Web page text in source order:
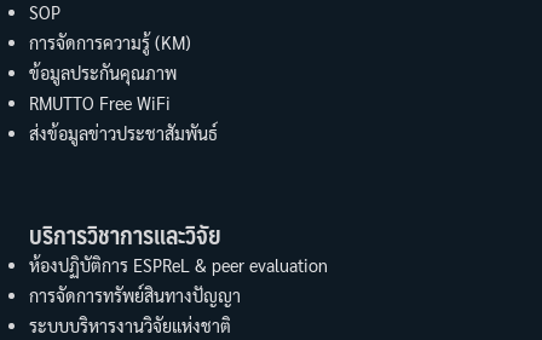
SOP
การจัดการความรู้ (KM)
ข้อมูลประกันคุณภาพ
RMUTTO Free WiFi
ส่งข้อมูลข่าวประชาสัมพันธ์
บริการวิชาการและวิจัย
ห้องปฏิบัติการ ESPReL & peer evaluation
การจัดการทรัพย์สินทางปัญญา
ระบบบริหารงานวิจัยแห่งชาติ